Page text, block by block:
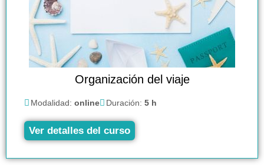
Organización del viaje
Modalidad: online Duración: 5 h
Ver detalles del curso